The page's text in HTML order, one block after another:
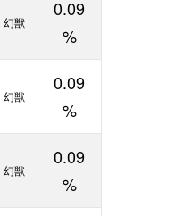
幻獣
0.09
%
幻獣
0.09
%
幻獣
0.09
%